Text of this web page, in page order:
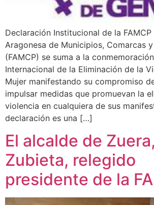
Declaración Institucional de la FAMCP
Aragonesa de Municipios, Comarcas
(FAMCP) se suma a la
Internacional de la Eliminación de la
Mujer manifestando su compromiso
impulsar medidas que promuevan la
violencia en cualquiera de sus
declaración es una […]
El alcalde de
Zubieta, relegido
presidente de la